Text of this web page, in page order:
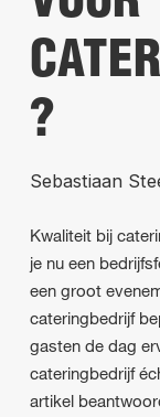
?
Sebastiaan
Kwaliteit bij
je nu een
een groot
cateringbedrijf
gasten de dag
cateringbedrijf
artikel